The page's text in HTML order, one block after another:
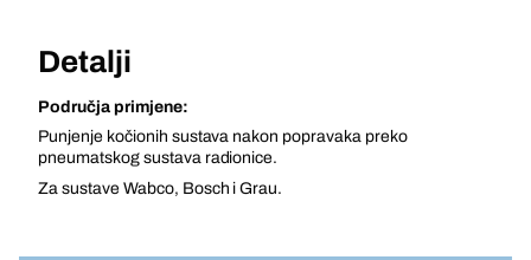
Detalji
Područja primjene:
Punjenje kočionih sustava nakon popravaka preko
pneumatskog sustava radionice.
Za sustave Wabco, Bosch i Grau.